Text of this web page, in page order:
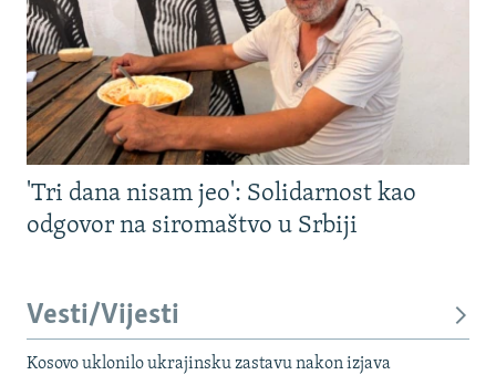
'Tri dana nisam jeo': Solidarnost kao
odgovor na siromaštvo u Srbiji
Vesti/Vijesti
Kosovo uklonilo ukrajinsku zastavu nakon izjava